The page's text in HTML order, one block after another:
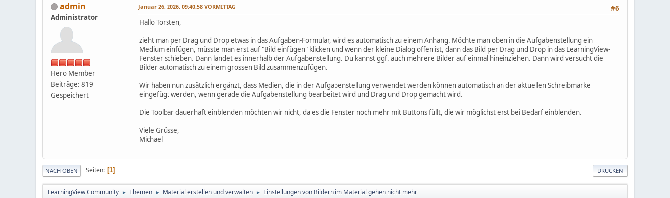
admin
Administrator
Hero Member
Beiträge: 819
Gespeichert
#6
Januar 26, 2026, 09:40:58 VORMITTAG
Hallo Torsten,
zieht man per Drag und Drop etwas in das Aufgaben-Formular, wird es automatisch zu einem Anhang. Möchte man oben in die Aufgabenstellung ein
Medium einfügen, müsste man erst auf "Bild einfügen" klicken und wenn der kleine Dialog offen ist, dann das Bild per Drag und Drop in das LearningView-
Fenster schieben. Dann landet es innerhalb der Aufgabenstellung. Du kannst ggf. auch mehrere Bilder auf einmal hineinziehen. Dann wird versucht die
Bilder automatisch zu einem grossen Bild zusammenzufügen.
Wir haben nun zusätzlich ergänzt, dass Medien, die in der Aufgabenstellung verwendet werden können automatisch an der aktuellen Schreibmarke
eingefügt werden, wenn gerade die Aufgabenstellung bearbeitet wird und Drag und Drop gemacht wird.
Die Toolbar dauerhaft einblenden möchten wir nicht, da es die Fenster noch mehr mit Buttons füllt, die wir möglichst erst bei Bedarf einblenden.
Viele Grüsse,
Michael
DRUCKEN
NACH OBEN Seiten 1
LearningView Community ► Themen ► Material erstellen und verwalten ► Einstellungen von Bildern im Material gehen nicht mehr